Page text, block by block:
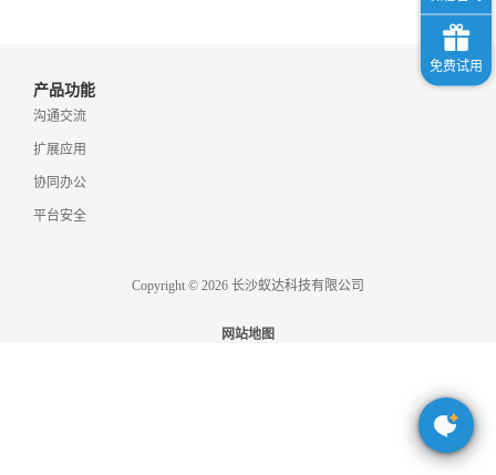
技
术 常
见
产品功能
沟通交流
扩展应用
协同办公
平台安全
Copyright © 2026 长沙蚁达科技有限公司
网站地图